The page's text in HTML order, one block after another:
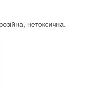
нетоксична.